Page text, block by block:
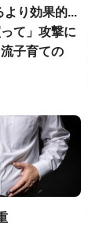
より効果的...
て」攻撃に
子育ての